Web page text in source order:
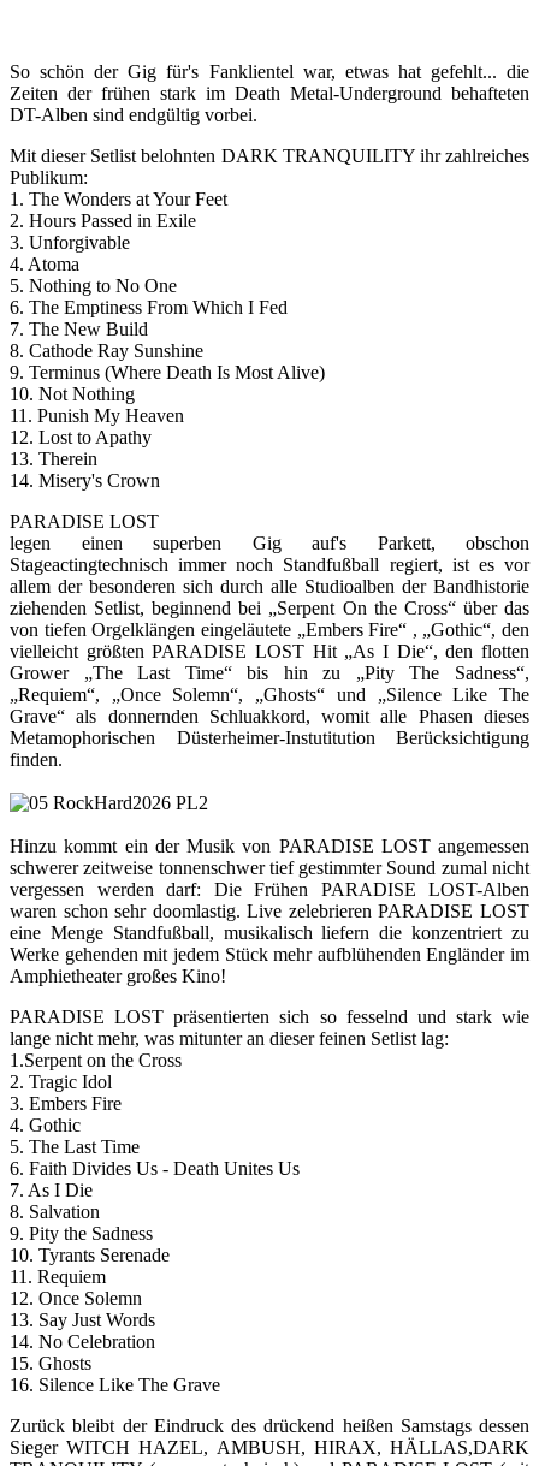
So schön der Gig für's Fanklientel war, etwas hat gefehlt... die
Zeiten der frühen stark im Death Metal-Underground behafteten
DT-Alben sind endgültig vorbei.
Mit dieser Setlist belohnten DARK TRANQUILITY ihr zahlreiches
Publikum:
1. The Wonders at Your Feet
2. Hours Passed in Exile
3. Unforgivable
4. Atoma
5. Nothing to No One
6. The Emptiness From Which I Fed
7. The New Build
8. Cathode Ray Sunshine
9. Terminus (Where Death Is Most Alive)
10. Not Nothing
11. Punish My Heaven
12. Lost to Apathy
13. Therein
14. Misery's Crown
PARADISE LOST
legen einen superben Gig auf's Parkett, obschon
Stageactingtechnisch immer noch Standfußball regiert, ist es vor
allem der besonderen sich durch alle Studioalben der Bandhistorie
ziehenden Setlist, beginnend bei „Serpent On the Cross“ über das
von tiefen Orgelklängen eingeläutete „Embers Fire“ , „Gothic“, den
vielleicht größten PARADISE LOST Hit „As I Die“, den flotten
Grower „The Last Time“ bis hin zu „Pity The Sadness“,
„Requiem“, „Once Solemn“, „Ghosts“ und „Silence Like The
Grave“ als donnernden Schluakkord, womit alle Phasen dieses
Metamophorischen Düsterheimer-Instutitution Berücksichtigung
finden.
Hinzu kommt ein der Musik von PARADISE LOST angemessen
schwerer zeitweise tonnenschwer tief gestimmter Sound zumal nicht
vergessen werden darf: Die Frühen PARADISE LOST-Alben
waren schon sehr doomlastig. Live zelebrieren PARADISE LOST
eine Menge Standfußball, musikalisch liefern die konzentriert zu
Werke gehenden mit jedem Stück mehr aufblühenden Engländer im
Amphietheater großes Kino!
PARADISE LOST präsentierten sich so fesselnd und stark wie
lange nicht mehr, was mitunter an dieser feinen Setlist lag:
1.Serpent on the Cross
2. Tragic Idol
3. Embers Fire
4. Gothic
5. The Last Time
6. Faith Divides Us - Death Unites Us
7. As I Die
8. Salvation
9. Pity the Sadness
10. Tyrants Serenade
11. Requiem
12. Once Solemn
13. Say Just Words
14. No Celebration
15. Ghosts
16. Silence Like The Grave
Zurück bleibt der Eindruck des drückend heißen Samstags dessen
Sieger WITCH HAZEL, AMBUSH, HIRAX, HÄLLAS,DARK